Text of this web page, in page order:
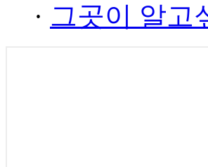
· 그곳이 알